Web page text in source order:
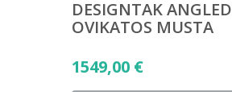
DESIGNTAK ANGLED
OVIKATOS MUSTA
1549,00 €